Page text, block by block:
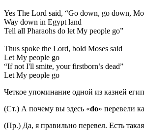
Yes The Lord said, “Go down, go down,
Way down in Egypt land
Tell all Pharaohs do let My people go”
Thus spoke the Lord, bold Moses said
Let My people go
“If not I'll smite, your firstborn’s dead”
Let My people go
Четкое упоминание одной из казней
(Ст.) А почему вы здесь «do» перевели
(Пр.) Да, я правильно перевел. Есть